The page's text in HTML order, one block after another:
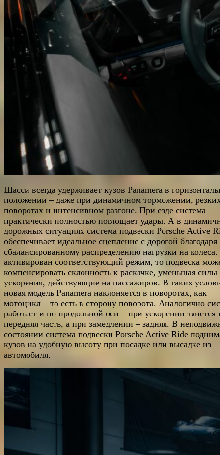
Шасси всегда удерживает кузов Panamera в
положении – даже при динамичном торможении,
поворотах и интенсивном разгоне. При езде система
практически полностью поглощает удары. А в
дорожных ситуациях система подвески Porsche Active
обеспечивает идеальное сцепление с дорогой благодаря
сбалансированному распределению нагрузки на
активирован соответствующий режим, то подвеска
компенсировать склонность к раскачке, уменьшая силы
ускорения, действующие на пассажиров. В таких
новая модель Panamera наклоняется в поворотах, как
мотоцикл – то есть в сторону поворота. Аналогично
работает и по продольной оси – при ускорении тянется
передняя часть, а при замедлении – задняя. В
состоянии система подвески Porsche Active Ride
кузов на удобную высоту при посадке или высадке из
автомобиля.